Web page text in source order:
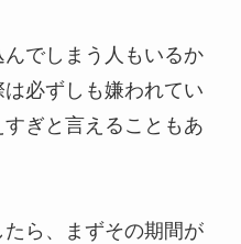
でしまう人もいるか
必ずしも嫌われてい
ぎと言えることもあ
ら、まずその期間が